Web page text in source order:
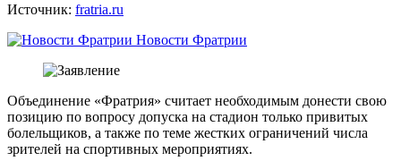
Источник: fratria.ru
Новости Фратрии
Объединение «Фратрия» считает необходимым донести свою
позицию по вопросу допуска на стадион только привитых
болельщиков, а также по теме жестких ограничений числа
зрителей на спортивных мероприятиях.